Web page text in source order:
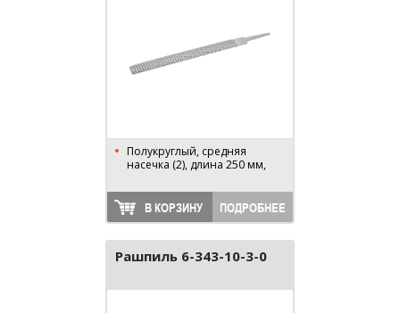
Полукруглый, средняя
насечка (2), длина 250 мм,
В КОРЗИНУ ПОДРОБНЕЕ
Рашпиль 6-343-10-3-0